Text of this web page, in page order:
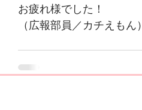
お疲れ様でした！
（広報部員／カチえもん）